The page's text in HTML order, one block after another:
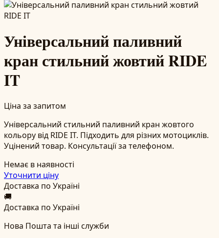
Універсальний паливний
кран стильний жовтий RIDE
IT
Ціна за запитом
Універсальний стильний паливний кран жовтого
кольору від RIDE IT. Підходить для різних мотоциклів.
Уцінений товар. Консультації за телефоном.
Немає в наявності
Уточнити ціну
Доставка по Україні
🚚
Доставка по Україні
Нова Пошта та інші служби